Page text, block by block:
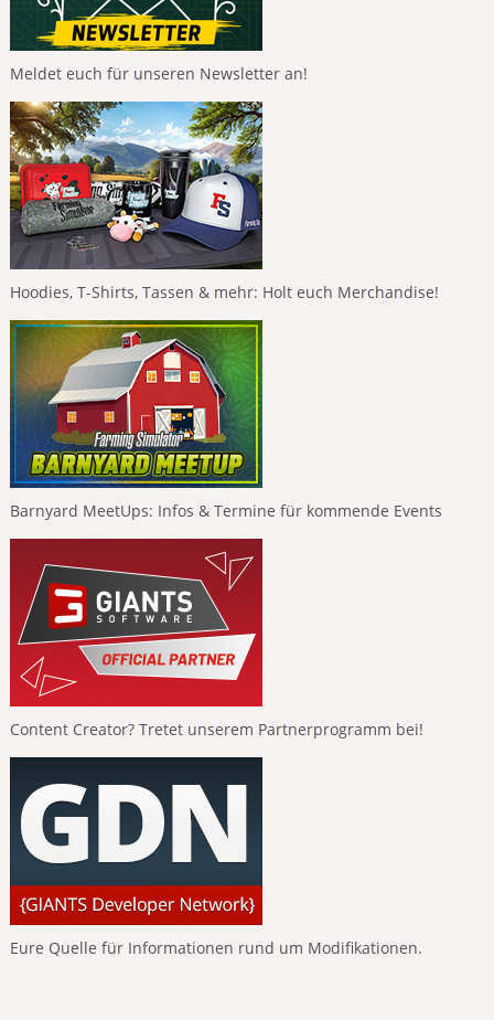
Meldet euch für unseren Newsletter an!
Hoodies, T-Shirts, Tassen & mehr: Holt euch Merchandise!
Barnyard MeetUps: Infos & Termine für kommende Events
Content Creator? Tretet unserem Partnerprogramm bei!
Eure Quelle für Informationen rund um Modifikationen.